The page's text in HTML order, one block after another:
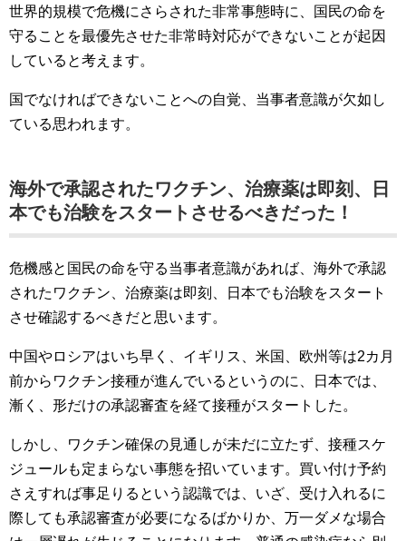
世界的規模で危機にさらされた非常事態時に、国民の命を
守ることを最優先させた非常時対応ができないことが起因
していると考えます。
国でなければできないことへの自覚、当事者意識が欠如し
ている思われます。
海外で承認されたワクチン、治療薬は即刻、日
本でも治験をスタートさせるべきだった！
危機感と国民の命を守る当事者意識があれば、海外で承認
されたワクチン、治療薬は即刻、日本でも治験をスタート
させ確認するべきだと思います。
中国やロシアはいち早く、イギリス、米国、欧州等は2カ月
前からワクチン接種が進んでいるというのに、日本では、
漸く、形だけの承認審査を経て接種がスタートした。
しかし、ワクチン確保の見通しが未だに立たず、接種スケ
ジュールも定まらない事態を招いています。買い付け予約
さえすれば事足りるという認識では、いざ、受け入れるに
際しても承認審査が必要になるばかりか、万一ダメな場合